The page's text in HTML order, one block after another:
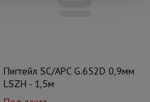
Пигтейл SC/APC G.652D 0,9мм
LSZH - 1,5м